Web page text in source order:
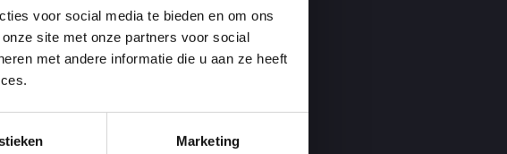
voor social media te bieden en om ons
site met onze partners voor social
met andere informatie die u aan ze heeft
Marketing